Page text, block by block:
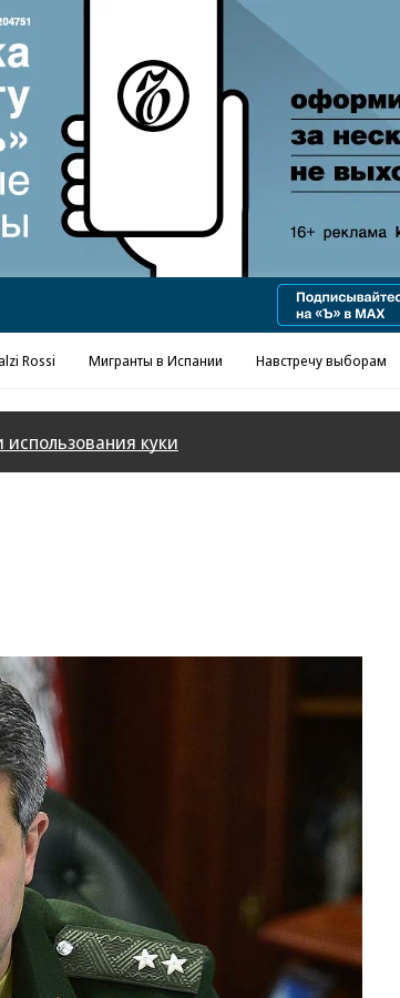
Реклама в «Ъ» www.kommersant.ru/ad
Rossi Мигранты в Испании Навстречу выборам
куки